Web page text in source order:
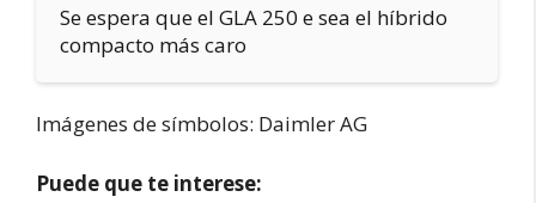
Se espera que el GLA 250 e sea el híbrido
compacto más caro
Imágenes de símbolos: Daimler AG
Puede que te interese: